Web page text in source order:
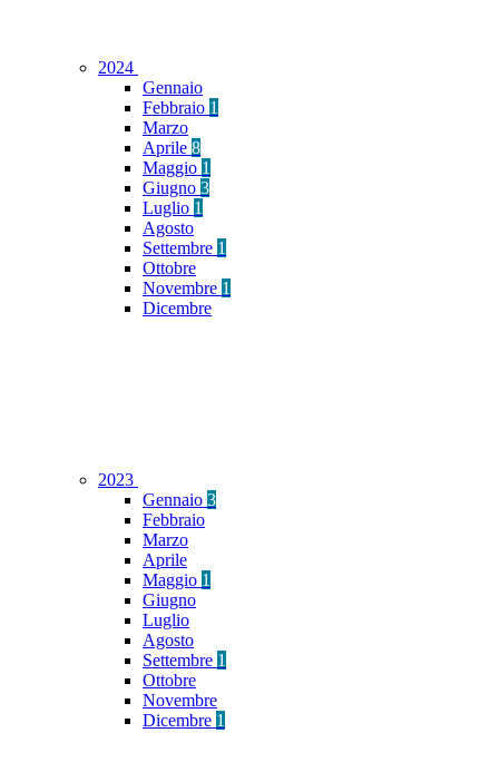
2024
Gennaio
Febbraio 1
Marzo
Aprile 8
Maggio 1
Giugno 3
Luglio 1
Agosto
Settembre 1
Ottobre
Novembre 1
Dicembre
2023
Gennaio 3
Febbraio
Marzo
Aprile
Maggio 1
Giugno
Luglio
Agosto
Settembre 1
Ottobre
Novembre
Dicembre 1